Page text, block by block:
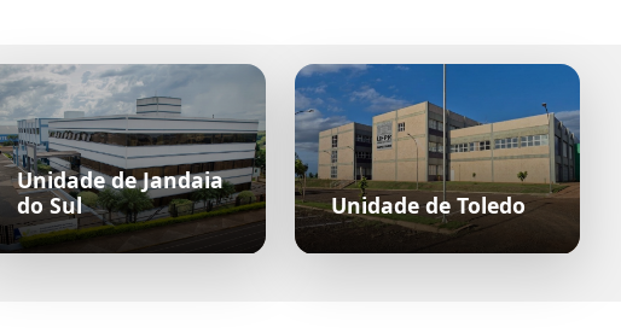
Unidade de Jandaia
do Sul
Unidade de Toledo